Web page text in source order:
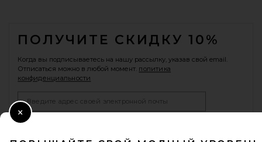
ПОЛУЧИТЕ СКИДКУ 10%
Когда вы подписываетесь на нашу рассылку, указав свой email.
Отписаться можно в любой момент. политика
конфиденциальности
Close Modal